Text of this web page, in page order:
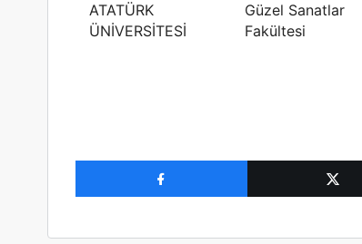
ATATÜRK
ÜNİVERSİTESİ
Güzel Sanatlar
Fakültesi